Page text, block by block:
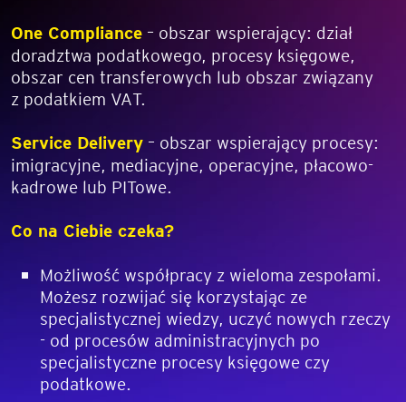
One Compliance – obszar wspierający: dział
doradztwa podatkowego, procesy księgowe,
obszar cen transferowych lub obszar związany
z podatkiem VAT.
Service Delivery – obszar wspierający procesy:
imigracyjne, mediacyjne, operacyjne, płacowo-
kadrowe lub PITowe.
Co na Ciebie czeka?
Możliwość współpracy z wieloma zespołami.
Możesz rozwijać się korzystając ze
specjalistycznej wiedzy, uczyć nowych rzeczy
- od procesów administracyjnych po
specjalistyczne procesy księgowe czy
podatkowe.